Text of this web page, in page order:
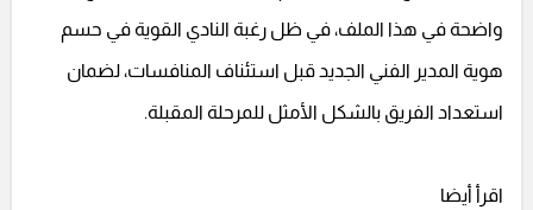
واضحة في هذا الملف، في ظل رغبة النادي القوية في حسم
هوية المدير الفني الجديد قبل استئناف المنافسات، لضمان
استعداد الفريق بالشكل الأمثل للمرحلة المقبلة.
اقرأ أيضا